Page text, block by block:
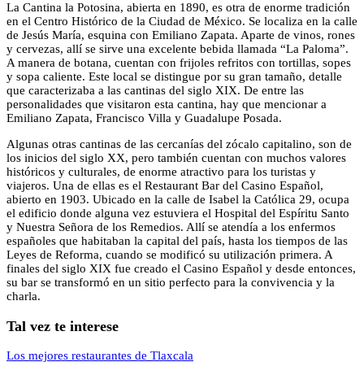
La Cantina la Potosina, abierta en 1890, es otra de enorme tradición
en el Centro Histórico de la Ciudad de México. Se localiza en la calle
de Jesús María, esquina con Emiliano Zapata. Aparte de vinos, rones
y cervezas, allí se sirve una excelente bebida llamada “La Paloma”.
A manera de botana, cuentan con frijoles refritos con tortillas, sopes
y sopa caliente. Este local se distingue por su gran tamaño, detalle
que caracterizaba a las cantinas del siglo XIX. De entre las
personalidades que visitaron esta cantina, hay que mencionar a
Emiliano Zapata, Francisco Villa y Guadalupe Posada.
Algunas otras cantinas de las cercanías del zócalo capitalino, son de
los inicios del siglo XX, pero también cuentan con muchos valores
históricos y culturales, de enorme atractivo para los turistas y
viajeros. Una de ellas es el Restaurant Bar del Casino Español,
abierto en 1903. Ubicado en la calle de Isabel la Católica 29, ocupa
el edificio donde alguna vez estuviera el Hospital del Espíritu Santo
y Nuestra Señora de los Remedios. Allí se atendía a los enfermos
españoles que habitaban la capital del país, hasta los tiempos de las
Leyes de Reforma, cuando se modificó su utilización primera. A
finales del siglo XIX fue creado el Casino Español y desde entonces,
su bar se transformó en un sitio perfecto para la convivencia y la
charla.
Tal vez te interese
Los mejores restaurantes de Tlaxcala